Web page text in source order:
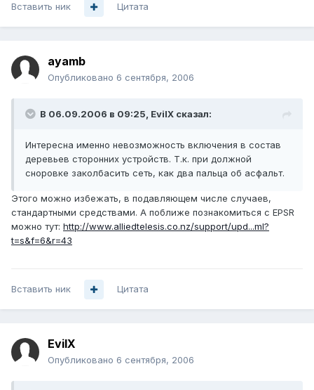
Вставить ник Цитата
ayamb
Опубликовано 6 сентября, 2006
В 06.09.2006 в 09:25, EvilX сказал:
Интересна именно невозможность включения в состав
деревьев сторонних устройств. Т.к. при должной
сноровке заколбасить сеть, как два пальца об асфальт.
Этого можно избежать, в подавляющем числе случаев,
стандартными средствами. А поближе познакомиться с EPSR
можно тут: http://www.alliedtelesis.co.nz/support/upd...ml?
t=s&f=6&r=43
Вставить ник Цитата
EvilX
Опубликовано 6 сентября, 2006